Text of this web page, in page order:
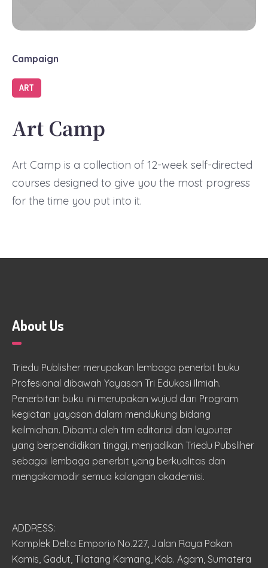
Campaign
ART
Art Camp
Art Camp is a collection of 12-week self-directed
courses designed to give you the most progress
for the time you put into it.
About Us
Triedu Publisher merupakan lembaga penerbit buku
Profesional dibawah Yayasan Tri Edukasi Ilmiah.
Penerbitan buku ini merupakan wujud dari Program
kegiatan yayasan dalam mendukung bidang
keilmiahan. Dibantu oleh tim editorial dan layouter
yang berpendidikan tinggi, menjadikan Triedu Pubsliher
sebagai lembaga penerbit yang berkualitas dan
mengakomodir semua kalangan akademisi.
ADDRESS:
Komplek Delta Emporio No.227, Jalan Raya Pakan
Kamis, Gadut, Tilatang Kamang, Kab. Agam, Sumatera